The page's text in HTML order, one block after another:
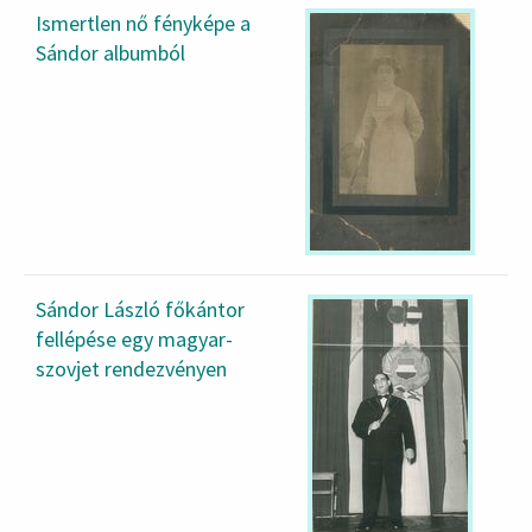
Ismertlen nő fényképe a
Sándor albumból
Sándor László főkántor
fellépése egy magyar-
szovjet rendezvényen